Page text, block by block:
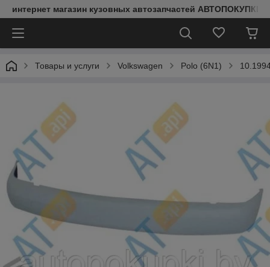
интернет магазин кузовных автозапчастей АВТОПОКУПКИ
Товары и услуги Volkswagen Polo (6N1)